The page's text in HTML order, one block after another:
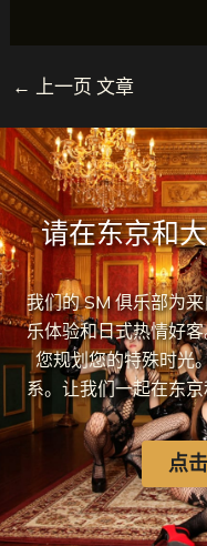
← 上一页 文章
请在东京和
我们的 SM 俱乐部为
乐体验和日式热情好
您规划您的特殊时光
系。让我们一起在东
点